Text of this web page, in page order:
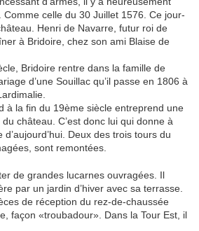
Comme celle du 30 Juillet 1576. Ce jour-
Henri de Navarre, futur roi de
à Bridoire, chez son ami Blaise de
Bridoire rentre dans la famille de
d’une Souillac qu’il passe en 1806 à
à la fin du 19ème siècle entreprend une
château. C’est donc lui qui donne à
Deux des trois tours du
sont remontées.
de grandes lucarnes ouvragées. Il
par un jardin d’hiver avec sa terrasse.
de réception du rez-de-chaussée
façon «troubadour». Dans la Tour Est, il